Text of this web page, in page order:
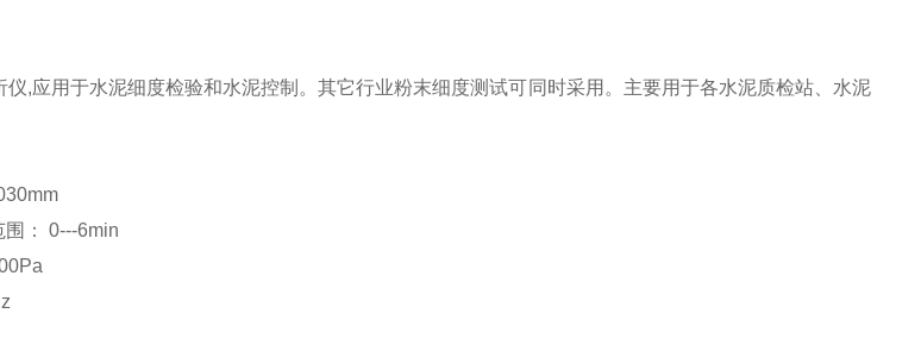
仪,应用于水泥细度检验和水泥控制。其它行业粉末细度测试可同时采用。主要用于各水泥质检站、水泥
： 0---6min